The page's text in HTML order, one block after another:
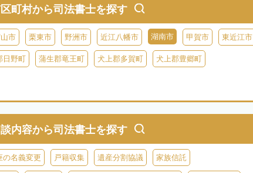
町村から司法書士を探す
市 栗東市 野洲市 近江八幡市 湖南市 甲賀市 東近江市
日野町 蒲生郡竜王町 犬上郡多賀町 犬上郡豊郷町
内容から司法書士を探す
の名義変更 戸籍収集 遺産分割協議 家族信託